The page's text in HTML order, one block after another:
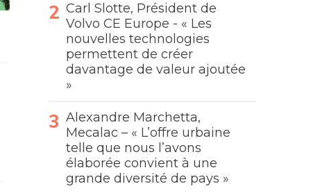
Carl Slotte, Président de
Volvo CE Europe - « Les
nouvelles technologies
permettent de créer
davantage de valeur ajoutée
»
Alexandre Marchetta,
Mecalac – « L’offre urbaine
telle que nous l’avons
élaborée convient à une
grande diversité de pays »